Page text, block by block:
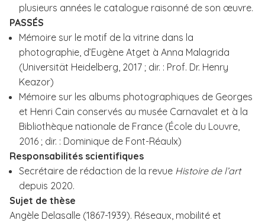
plusieurs années le catalogue raisonné de son œuvre.
PASSÉS
Mémoire sur le motif de la vitrine dans la
photographie, d’Eugène Atget à Anna Malagrida
(Universität Heidelberg, 2017 ; dir. : Prof. Dr. Henry
Keazor)
Mémoire sur les albums photographiques de Georges
et Henri Cain conservés au musée Carnavalet et à la
Bibliothèque nationale de France (École du Louvre,
2016 ; dir. : Dominique de Font-Réaulx)
Responsabilités scientifiques
Secrétaire de rédaction de la revue Histoire de l’art
depuis 2020.
Sujet de thèse
Angèle Delasalle (1867-1939). Réseaux, mobilité et